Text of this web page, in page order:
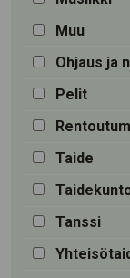
Muu
Ohjaus ja
Pelit
Taide
Tanssi